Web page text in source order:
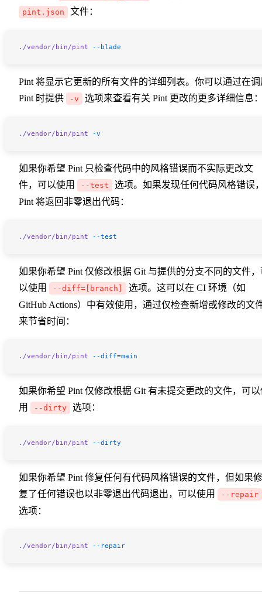
pint.json 文件：
./vendor/bin/pint --blade
Pint 将显示它更新的所有文件的详细列表。你可以通过在调
Pint 时提供
-v 选项来查看有关 Pint 更改的更多详细信息
./vendor/bin/pint -v
如果你希望 Pint 只检查代码中的风格错误而不实际更改文
件，可以使用
--test
选项。如果发现任何代码风格错误
Pint 将返回非零退出代码：
./vendor/bin/pint --test
如果你希望 Pint 仅修改根据 Git 与提供的分支不同的文件，
以使用
--diff=[branch]
选项。这可以在 CI 环境（如
GitHub Actions）中有效使用，通过仅检查新增或修改的文
来节省时间：
./vendor/bin/pint --diff=main
如果你希望 Pint 仅修改根据 Git 有未提交更改的文件，可以
用
--dirty 选项：
./vendor/bin/pint --dirty
如果你希望 Pint 修复任何有代码风格错误的文件，但如果修
复了任何错误也以非零退出代码退出，可以使用
--repair
选项：
./vendor/bin/pint --repair